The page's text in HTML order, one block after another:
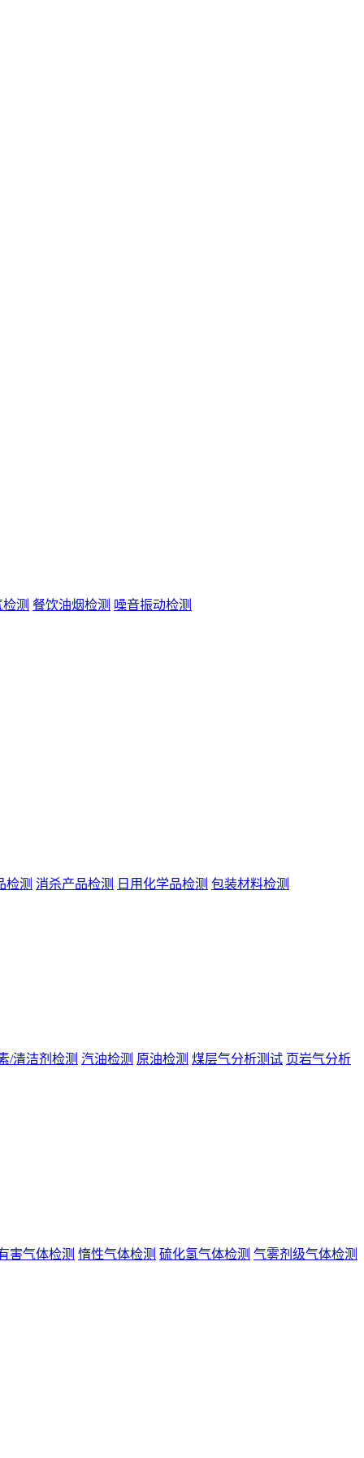
测 餐饮油烟检测 噪音振动检测
检测 消杀产品检测 日用化学品检测 包装材料检测
/清洁剂检测 汽油检测 原油检测 煤层气分析测试 页岩气分析
害气体检测 惰性气体检测 硫化氢气体检测 气雾剂级气体检测